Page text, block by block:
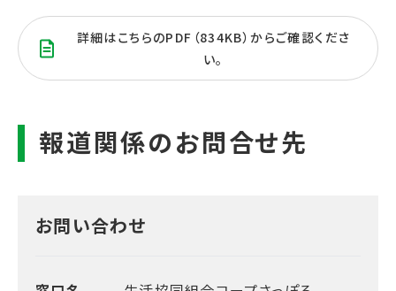
詳細はこちらのPDF（834KB）からご確認くださ
い。
お問い合わせ